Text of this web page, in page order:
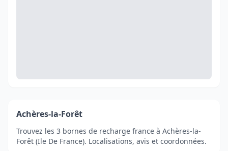
Achères-la-Forêt
Trouvez les 3 bornes de recharge france à Achères-la-
Forêt (Ile De France). Localisations, avis et coordonnées.